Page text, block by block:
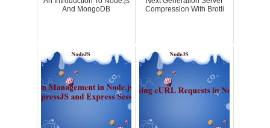
And MongoDB
Compression With Brotli